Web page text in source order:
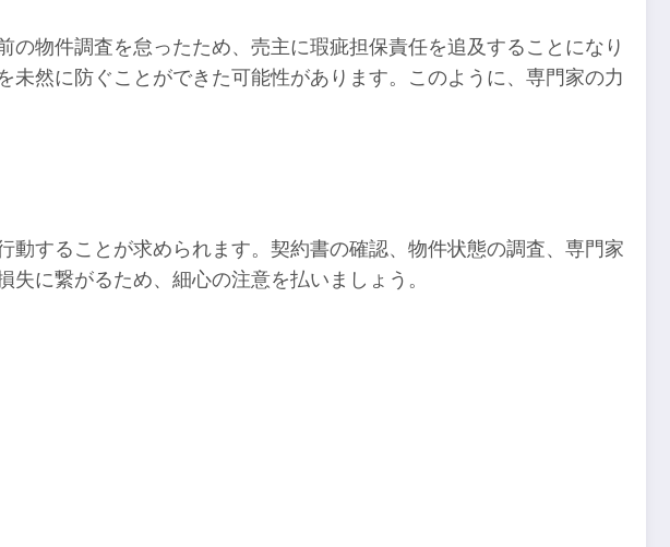
物件調査を怠ったため、売主に瑕疵担保責任を追及することになり
然に防ぐことができた可能性があります。このように、専門家の力
することが求められます。契約書の確認、物件状態の調査、専門家
に繋がるため、細心の注意を払いましょう。